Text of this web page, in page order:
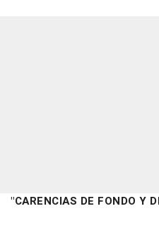
"CARENCIAS DE FONDO Y